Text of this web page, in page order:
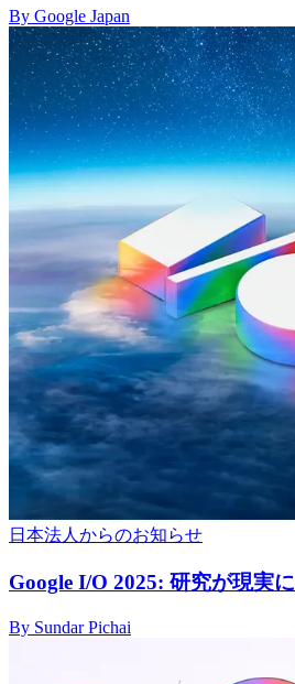
By Google Japan
日本法人からのお知らせ
Google I/O 2025: 研究が現実に
By Sundar Pichai